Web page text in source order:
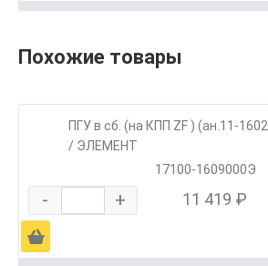
Похожие товары
ПГУ в сб. (на КПП ZF ) (ан.11-
/ ЭЛЕМЕНТ
17100-1609000Э
- + 11 419 ₽
Ä